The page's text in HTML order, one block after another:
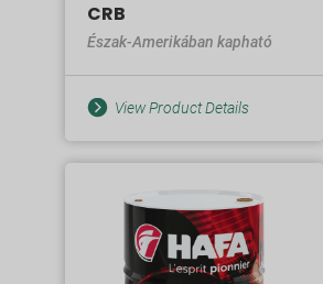
CRB
Észak-Amerikában kapható
View Product Details